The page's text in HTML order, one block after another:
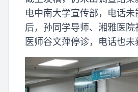
电中南大学宣传部，电话未
后，孙同学导师、湘雅医
医师谷文萍停诊，电话也未